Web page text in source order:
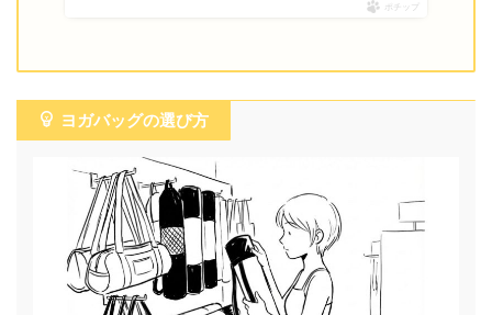
ポチップ
ヨガバッグの選び方